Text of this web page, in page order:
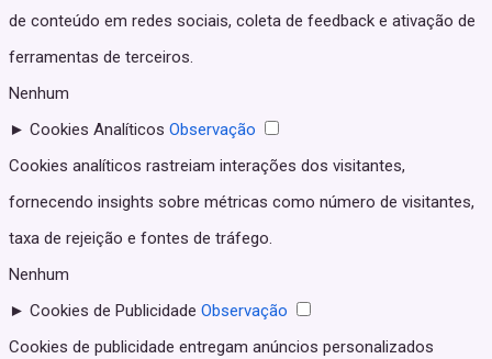
de conteúdo em redes sociais, coleta de feedback e ativação de
ferramentas de terceiros.
Nenhum
► Cookies Analíticos Observação
Cookies analíticos rastreiam interações dos visitantes,
fornecendo insights sobre métricas como número de visitantes,
taxa de rejeição e fontes de tráfego.
Nenhum
► Cookies de Publicidade Observação
Cookies de publicidade entregam anúncios personalizados